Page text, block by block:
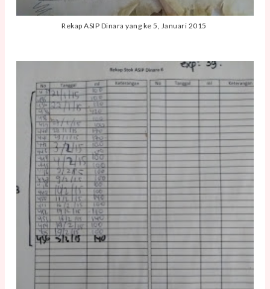
Rekap ASIP Dinara yang ke 5, Januari 2015